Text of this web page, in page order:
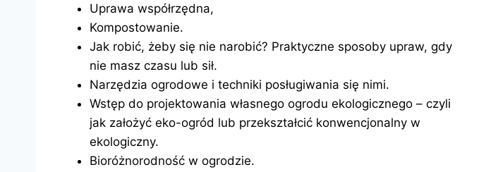
Uprawa współrzędna,
Kompostowanie.
Jak robić, żeby się nie narobić? Praktyczne sposoby upraw, gdy
nie masz czasu lub sił.
Narzędzia ogrodowe i techniki posługiwania się nimi.
Wstęp do projektowania własnego ogrodu ekologicznego – czyli
jak założyć eko-ogród lub przekształcić konwencjonalny w
ekologiczny.
Bioróżnorodność w ogrodzie.